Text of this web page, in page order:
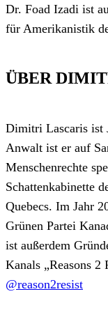
Dr. Foad Izadi ist
für Amerikanistik
ÜBER
Dimitri Lascaris ist
Anwalt ist er auf
Menschenrechte
Schattenkabinette
Quebecs. Im Jahr
Grünen Partei
ist außerdem
Kanals „Reasons
@reason2resist